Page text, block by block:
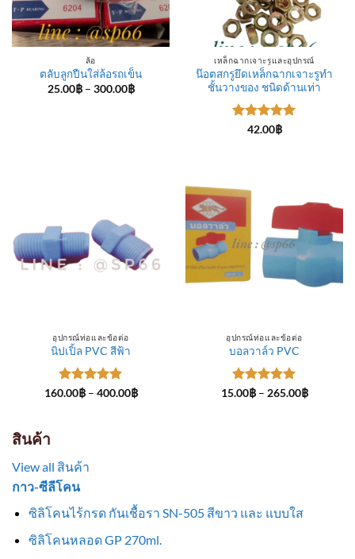
ล้อ
ตลับลูกปืนใส่ล้อรถเข็น
25.00฿ – 300.00฿Price
เหล็กฉากเจาะรูและอุปกรณ์
น๊อตสกรูยึดเหล็กฉากเจาะรูทำ
ชั้นวางของ ชนิดด้านเท่า
ให้คะแนน
42.00฿
อุปกรณ์ท่อและข้อต่อ
นิปเปิ้ล PVC สีฟ้า
ให้คะแนน
160.00฿ – 400.00฿Price
อุปกรณ์ท่อและข้อต่อ
บอลวาล์ว PVC
ให้คะแนน
15.00฿ – 265.00฿Price
สินค้า
View all สินค้า
กาว-ซีลีโคน
ซิลิโคนไร้กรด กันเชื้อรา SN-505 สีขาว และ แบบใส
ซิลิโคนหลอด GP 270ml.